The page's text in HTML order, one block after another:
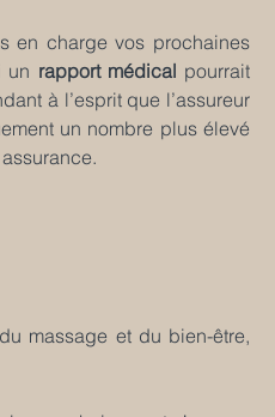
en charge vos prochaines
un rapport médical pourrait
à l’esprit que l’assureur
un nombre plus élevé
massage et du bien-être,